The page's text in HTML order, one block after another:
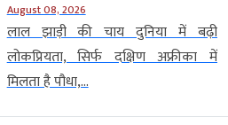
August 08, 2026
लाल झाड़ी की चाय दुनिया में बढ़ी
लोकप्रियता, सिर्फ दक्षिण अफ्रीका में
मिलता है पौधा,...